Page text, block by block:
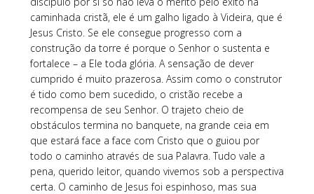
caminhada cristã, ele é um galho ligado à Videira, que é
Jesus Cristo. Se ele consegue progresso com a
construção da torre é porque o Senhor o sustenta e
fortalece – a Ele toda glória. A sensação de dever
cumprido é muito prazerosa. Assim como o construtor
é tido como bem sucedido, o cristão recebe a
recompensa de seu Senhor. O trajeto cheio de
obstáculos termina no banquete, na grande ceia em
que estará face a face com Cristo que o guiou por
todo o caminho através de sua Palavra. Tudo vale a
pena, querido leitor, quando vivemos sob a perspectiva
certa. O caminho de Jesus foi espinhoso, mas sua